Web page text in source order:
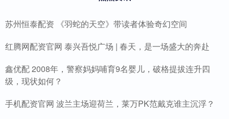
苏州恒泰配资 《羽蛇的天空》带读者体验奇幻空间
红腾网配资官网 泰兴吾悦广场 | 春天，是一场盛大的奔赴
鑫优配 2008年，警察妈妈哺育9名婴儿，破格提拔连升四
级，现状如何？
手机配资官网 波兰主场迎荷兰，莱万PK范戴克谁主沉浮？